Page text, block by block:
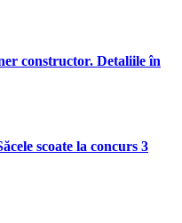
constructor. Detaliile în
scoate la concurs 3